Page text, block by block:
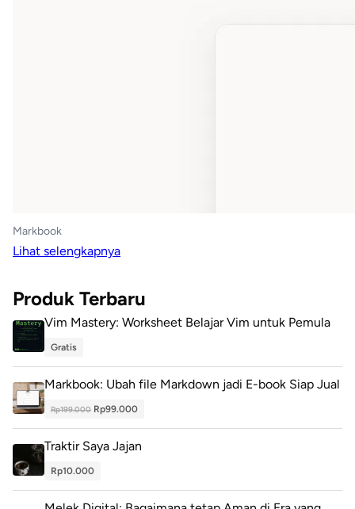
Markbook
Lihat selengkapnya
Produk Terbaru
Vim Mastery: Worksheet Belajar Vim untuk Pemula
Gratis
Markbook: Ubah file Markdown jadi E-book Siap Jual
Rp199.000 Rp99.000
Traktir Saya Jajan
Rp10.000